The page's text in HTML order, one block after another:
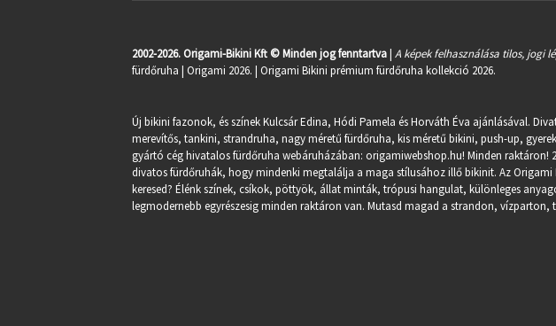
2002-2026. Origami-Bikini Kft © Minden jog fenntartva|A képek felhasználása tilos, jogi
fürdőruha | Origami 2026. | Origami Bikini prémium fürdőruha kollekció 2026.
Új bikini fazonok, és színek Kulcsár Edina, Hódi Pamela és Horváth Éva ajánlásával.
merevítős, tankini, strandruha, nagy méretű fürdőruha, kis méretű bikini, push-up,
gyártó cég hivatalos fürdőruha webáruházában: origamiwebshop.hu! Minden raktáron!
divatos fürdőruhák, hogy mindenki megtalálja a maga stílusához illő bikinit. Az
keresed? Élénk színek, csíkok, pöttyök, állat minták, trópusi hangulat, különleges
legmodernebb egyrészesig minden raktáron van. Mutasd magad a strandon, vízparton,